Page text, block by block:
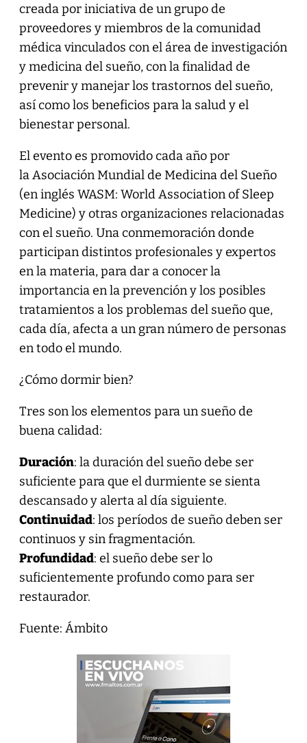
creada por iniciativa de un grupo de
proveedores y miembros de la comunidad
médica vinculados con el área de investigación
y medicina del sueño, con la finalidad de
prevenir y manejar los trastornos del sueño,
así como los beneficios para la salud y el
bienestar personal.
El evento es promovido cada año por
la Asociación Mundial de Medicina del Sueño
(en inglés WASM: World Association of Sleep
Medicine) y otras organizaciones relacionadas
con el sueño. Una conmemoración donde
participan distintos profesionales y expertos
en la materia, para dar a conocer la
importancia en la prevención y los posibles
tratamientos a los problemas del sueño que,
cada día, afecta a un gran número de personas
en todo el mundo.
¿Cómo dormir bien?
Tres son los elementos para un sueño de
buena calidad:
Duración: la duración del sueño debe ser
suficiente para que el durmiente se sienta
descansado y alerta al día siguiente.
Continuidad: los períodos de sueño deben ser
continuos y sin fragmentación.
Profundidad: el sueño debe ser lo
suficientemente profundo como para ser
restaurador.
Fuente: Ámbito